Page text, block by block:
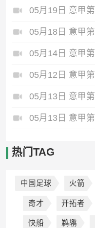
热门TAG
中国足球 火箭
奇才 开拓者
快船 鹈鹕